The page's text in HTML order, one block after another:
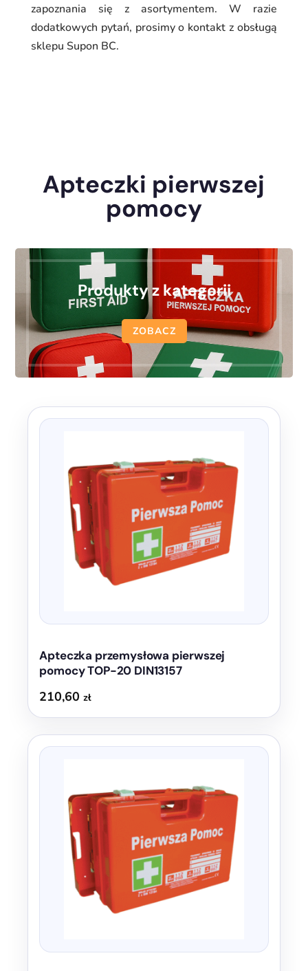
zapoznania się z asortymentem. W razie
dodatkowych pytań, prosimy o kontakt z obsługą
sklepu Supon BC.
Apteczki pierwszej
pomocy
Apteczka przemysłowa pierwszej
pomocy TOP-20 DIN13157
210,60zł
Produkty z kategorii
ZOBACZ